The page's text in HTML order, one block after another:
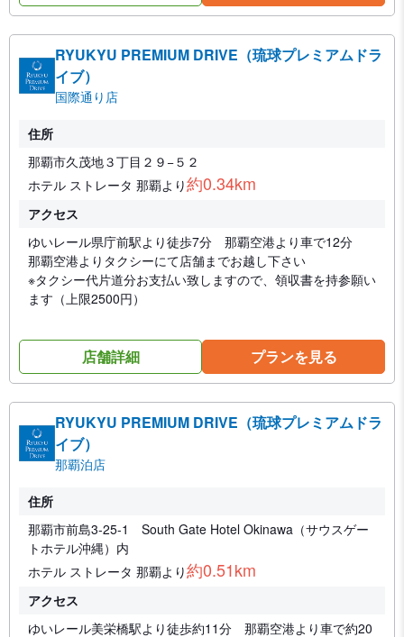
RYUKYU PREMIUM DRIVE（琉球プレミアムドラ
イブ）
国際通り店
住所
那覇市久茂地３丁目２９−５２
ホテル ストレータ 那覇より約0.34km
アクセス
ゆいレール県庁前駅より徒歩7分 那覇空港より車で12分
那覇空港よりタクシーにて店舗までお越し下さい
※タクシー代片道分お支払い致しますので、領収書を持参願い
ます（上限2500円）
店舗詳細 プランを見る
RYUKYU PREMIUM DRIVE（琉球プレミアムドラ
イブ）
那覇泊店
住所
那覇市前島3-25-1 South Gate Hotel Okinawa（サウスゲー
トホテル沖縄）内
ホテル ストレータ 那覇より約0.51km
アクセス
ゆいレール美栄橋駅より徒歩約11分 那覇空港より車で約20